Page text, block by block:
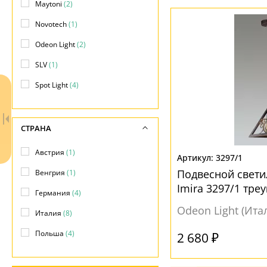
3297/1
Подвесной
Imira 3297/1
Odeon Light
2 680 ₽
ЦВЕТ ПЛАФОНОВ
Белый (8)
Золотой
Серый(1)
Черный(5)
Квадрат(675)
Сталь(1)
Maytoni (2)
Novotech(1)
Odeon Light(2)
SLV(1)
Spot Light(4)
СТРАНА
Австрия (1)
Венгрия (1)
Германия (4)
Италия (8)
Польша (4)